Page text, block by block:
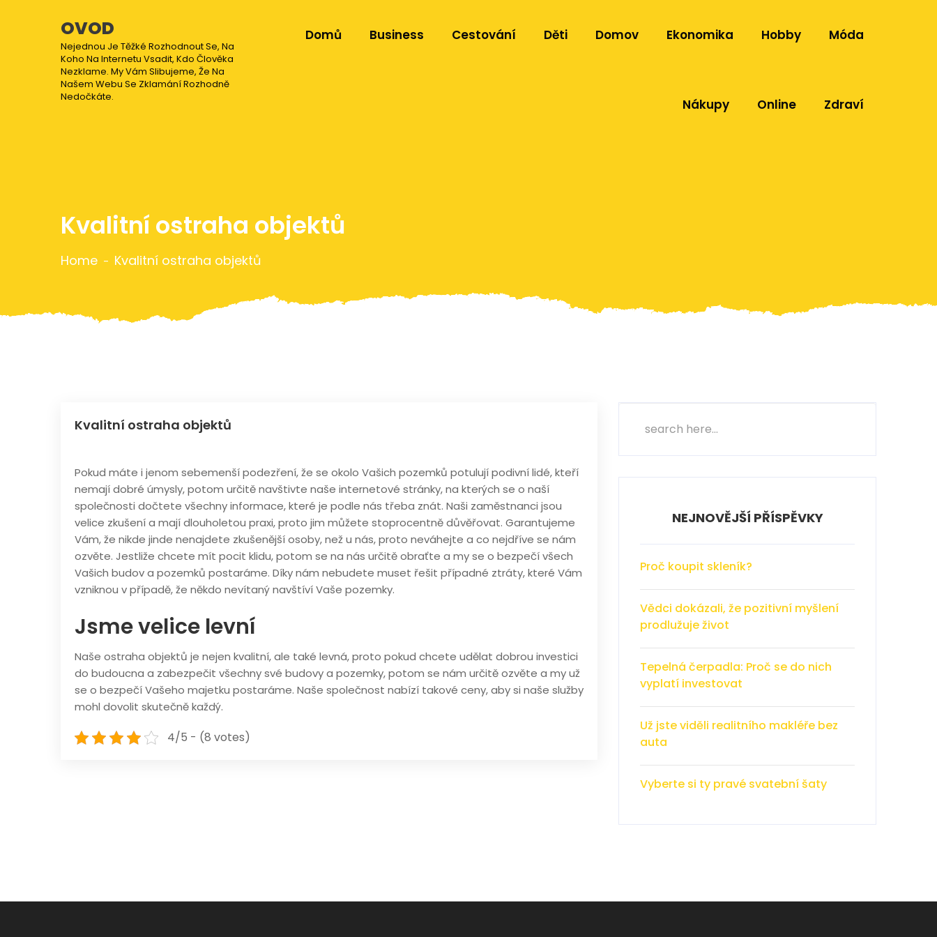
OVOD
Nejednou Je Těžké Rozhodnout Se, Na
Koho Na Internetu Vsadit, Kdo Člověka
Nezklame. My Vám Slibujeme, Že Na
Našem Webu Se Zklamání Rozhodně
Nedočkáte.
Domů Business Cestování Děti Domov Ekonomika Hobby Móda
Nákupy Online Zdraví
Kvalitní ostraha objektů
Home Kvalitní ostraha objektů
Kvalitní ostraha objektů
Pokud máte i jenom sebemenší podezření, že se okolo Vašich pozemků potulují podivní lidé, kteří
nemají dobré úmysly, potom určitě navštivte naše internetové stránky, na kterých se o naší
společnosti dočtete všechny informace, které je podle nás třeba znát. Naši zaměstnanci jsou
velice zkušení a mají dlouholetou praxi, proto jim můžete stoprocentně důvěřovat. Garantujeme
Vám, že nikde jinde nenajdete zkušenější osoby, než u nás, proto neváhejte a co nejdříve se nám
ozvěte. Jestliže chcete mít pocit klidu, potom se na nás určitě obraťte a my se o bezpečí všech
Vašich budov a pozemků postaráme. Díky nám nebudete muset řešit případné ztráty, které Vám
vzniknou v případě, že někdo nevítaný navštíví Vaše pozemky.
Jsme velice levní
Naše ostraha objektů je nejen kvalitní, ale také levná, proto pokud chcete udělat dobrou investici
do budoucna a zabezpečit všechny své budovy a pozemky, potom se nám určitě ozvěte a my už
se o bezpečí Vašeho majetku postaráme. Naše společnost nabízí takové ceny, aby si naše služby
mohl dovolit skutečně každý.
4/5 - (8 votes)
NEJNOVĚJŠÍ PŘÍSPĚVKY
Proč koupit skleník?
Vědci dokázali, že pozitivní myšlení
prodlužuje život
Tepelná čerpadla: Proč se do nich
vyplatí investovat
Už jste viděli realitního makléře bez
auta
Vyberte si ty pravé svatební šaty